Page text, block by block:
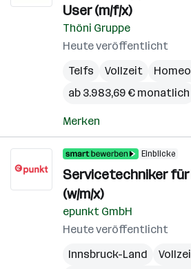
User (m/f/x)
Thöni Gruppe
Heute veröffentlicht
Telfs
Vollzeit
ab 3.983,69 € monatlich
Merken
Einblicke
Servicetechniker
(w/m/x)
epunkt GmbH
Heute veröffentlicht
Innsbruck-Land